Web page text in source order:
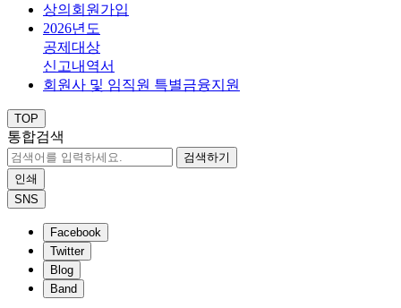
상의회원가입
2026년도
공제대상
신고내역서
회원사 및 임직원 특별금융지원
TOP
통합검색
검색하기
인쇄
SNS
Facebook
Twitter
Blog
Band